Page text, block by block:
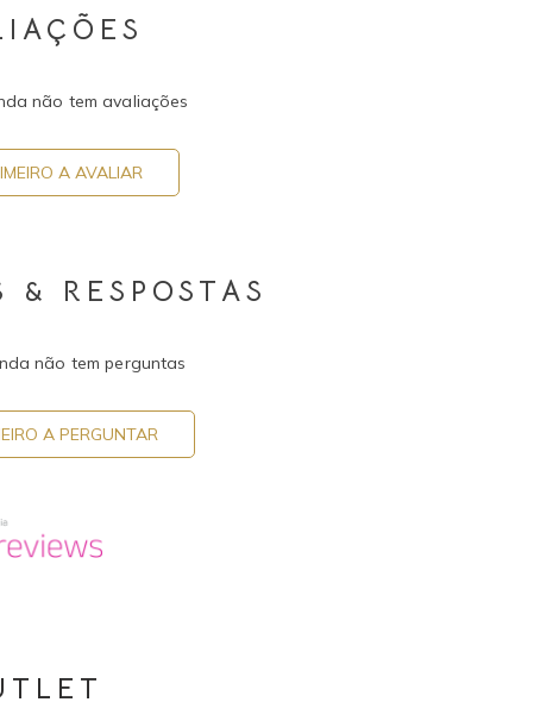
não tem avaliações
A AVALIAR
& RESPOSTAS
não tem perguntas
A PERGUNTAR